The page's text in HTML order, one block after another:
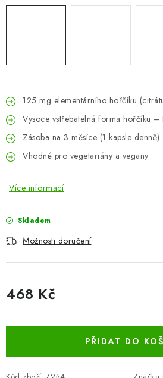
125 mg elementárního hořčíku
Vysoce vstřebatelná forma hořčíku –
Zásoba na 3 měsíce (1 kapsle denně)
Vhodné pro vegetariány a vegany
Více informací
Skladem
Možnosti doručení
468 Kč
PŘIDAT DO